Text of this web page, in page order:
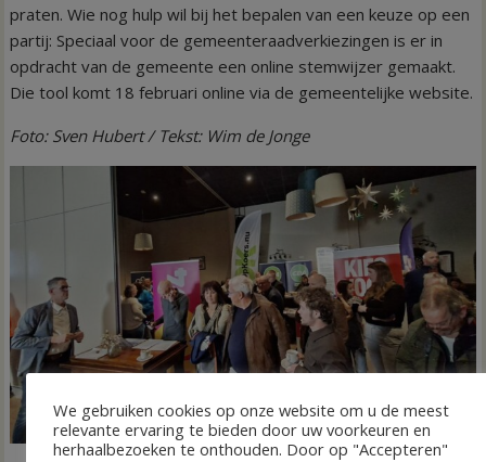
praten. Wie nog hulp wil bij het bepalen van een keuze op een
partij: Speciaal voor de gemeenteraadverkiezingen is er in
opdracht van de gemeente een online stemwijzer gemaakt.
Die tool komt 18 februari online via de gemeentelijke website.
Foto: Sven Hubert / Tekst: Wim de Jonge
We gebruiken cookies op onze website om u de meest
relevante ervaring te bieden door uw voorkeuren en
herhaalbezoeken te onthouden. Door op "Accepteren"